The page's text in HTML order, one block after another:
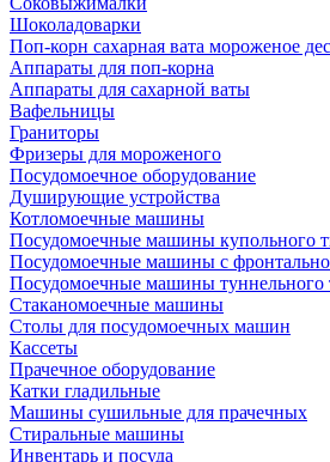
Шоколадоварки
Поп-корн сахарная вата мороженое
Аппараты для поп-корна
Аппараты для сахарной ваты
Вафельницы
Граниторы
Фризеры для мороженого
Посудомоечное оборудование
Душирующие устройства
Котломоечные машины
Посудомоечные машины купольного
Посудомоечные машины с
Посудомоечные машины туннельного
Стаканомоечные машины
Столы для посудомоечных машин
Кассеты
Прачечное оборудование
Катки гладильные
Машины сушильные для прачечных
Стиральные машины
Инвентарь и посуда